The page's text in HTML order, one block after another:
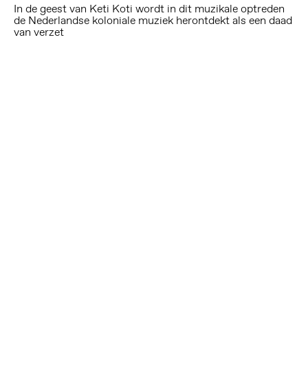
In de geest van Keti Koti wordt in dit muzikale optreden
de Nederlandse koloniale muziek herontdekt als een daad
van verzet